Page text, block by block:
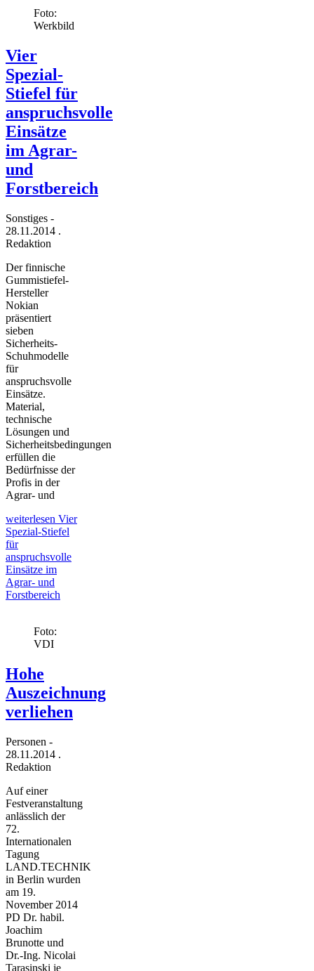
Foto:
Werkbild
Vier
Spezial-
Stiefel für
anspruchsvolle
Einsätze
im Agrar-
und
Forstbereich
Sonstiges -
28.11.2014 .
Redaktion
Der finnische
Gummistiefel-
Hersteller
Nokian
präsentiert
sieben
Sicherheits-
Schuhmodelle
für
anspruchsvolle
Einsätze.
Material,
technische
Lösungen und
Sicherheitsbedingungen
erfüllen die
Bedürfnisse der
Profis in der
Agrar- und
weiterlesen Vier
Spezial-Stiefel
für
anspruchsvolle
Einsätze im
Agrar- und
Forstbereich
Foto:
VDI
Hohe
Auszeichnung
verliehen
Personen -
28.11.2014 .
Redaktion
Auf einer
Festveranstaltung
anlässlich der
72.
Internationalen
Tagung
LAND.TECHNIK
in Berlin wurden
am 19.
November 2014
PD Dr. habil.
Joachim
Brunotte und
Dr.-Ing. Nicolai
Tarasinski je